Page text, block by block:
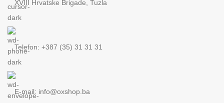
XVIII Hrvatske Brigade, Tuzla
Telefon: +387 (35) 31 31 31
E-mail: info@oxshop.ba